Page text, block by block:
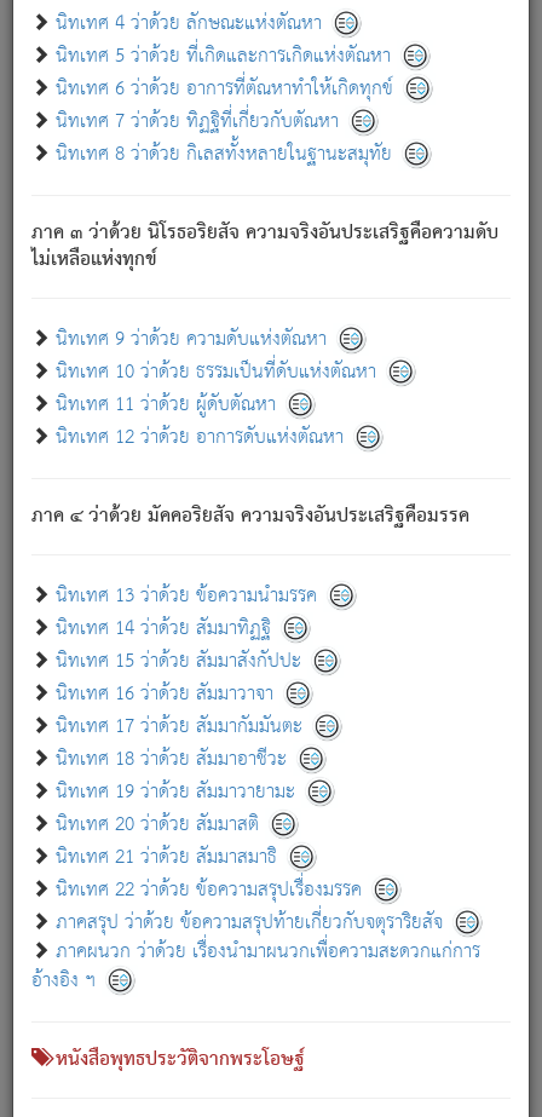
นิทเทศ 4 ว่าด้วย ลักษณะแห่งตัณหา
นิทเทศ 5 ว่าด้วย ที่เกิดและการเกิดแห่งตัณหา
นิทเทศ 6 ว่าด้วย อาการที่ตัณหาทำให้เกิดทุกข์
นิทเทศ 7 ว่าด้วย ทิฏฐิที่เกี่ยวกับตัณหา
นิทเทศ 8 ว่าด้วย กิเลสทั้งหลายในฐานะสมุทัย
ภาค ๓ ว่าด้วย นิโรธอริยสัจ ความจริงอันประเสริฐคือความดับ
ไม่เหลือแห่งทุกข์
นิทเทศ 9 ว่าด้วย ความดับแห่งตัณหา
นิทเทศ 10 ว่าด้วย ธรรมเป็นที่ดับแห่งตัณหา
นิทเทศ 11 ว่าด้วย ผู้ดับตัณหา
นิทเทศ 12 ว่าด้วย อาการดับแห่งตัณหา
ภาค ๔ ว่าด้วย มัคคอริยสัจ ความจริงอันประเสริฐคือมรรค
นิทเทศ 13 ว่าด้วย ข้อความนำมรรค
นิทเทศ 14 ว่าด้วย สัมมาทิฏฐิ
นิทเทศ 15 ว่าด้วย สัมมาสังกัปปะ
นิทเทศ 16 ว่าด้วย สัมมาวาจา
นิทเทศ 17 ว่าด้วย สัมมากัมมันตะ
นิทเทศ 18 ว่าด้วย สัมมาอาชีวะ
นิทเทศ 19 ว่าด้วย สัมมาวายามะ
นิทเทศ 20 ว่าด้วย สัมมาสติ
นิทเทศ 21 ว่าด้วย สัมมาสมาธิ
นิทเทศ 22 ว่าด้วย ข้อความสรุปเรื่องมรรค
ภาคสรุป ว่าด้วย ข้อความสรุปท้ายเกี่ยวกับจตุราริยสัจ
ภาคผนวก ว่าด้วย เรื่องนำมาผนวกเพื่อความสะดวกแก่การ
อ้างอิง ฯ
หนังสือพุทธประวัติจากพระโอษฐ์
อย่างนี้อยู่; เขาย่อมละภวตัณหาได้ และไม่เพลิดเพลินวิภวตัณหา
ด้วย.
ความดับเพราะความสำรอกไม่เหลือ (แห่งภพทั้งหลาย)
เพราะความสิ้นไปแห่งตัณหาโดยประการทั้งปวง นั้นคือ
นิพพาน.
ภพใหม่ย่อมไม่มีแก่ภิกษุนั้น ผู้ดับเย็นสนิทแล้ว เพราะไม่มี
ภิกษุนั้น เป็นผู้ครอบงำมารได้แล้ว ชนะสงครามแล้ว ก้าวล่วง
ภพทั้งหลายทั้งปวงได้แล้ว เป็นผู้คงที่ (คือไม่เปลี่ยนแปลงอีกต่อ
- อุ.ขุ. ๒๕/๑๒๑/๘๔.
(ข้อความนี้ เป็นพระพุทธอุทานที่ทรงเปล่งออก ที่โคนต้นโพธิ์
เป็นที่ตรัสรู้ เมื่อตรัสรู้แล้วได้ 7 วัน)
เกี่ยวกับธรรมโฆษณ์ออนไลน์ (Disclaimer)
แม้ระบบ "ธรรมโฆษณ์ออนไลน์" พยายามปรับปรุงข้อมูลให้ถูกต้องมากที่สุด
ผู้ศึกษาก็พึงตรวจสอบกับตัวเล่มหนังสือต้นฉบับ ที่มีการพิมพ์ครั้งล่าสุด
ก่อนนำข้อมูลไปใช้ในการอ้างอิง"
เกี่ยวกับอัตถจารี|เกี่ยวกับการพัฒนา|แจ้งข้อผิดพลาด / แนะนำ
หนังสือที่เกี่ยวข้อง